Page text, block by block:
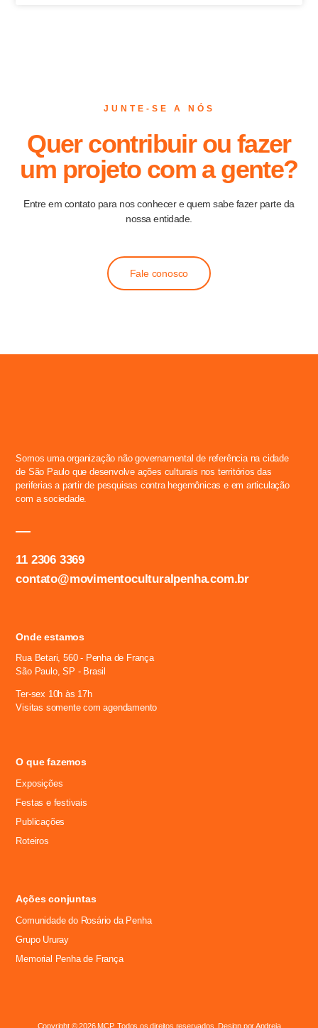
JUNTE-SE A NÓS
Quer contribuir ou fazer
um projeto com a gente?
Entre em contato para nos conhecer e quem sabe fazer parte da
nossa entidade.
Fale conosco
Somos uma organização não governamental de referência na cidade
de São Paulo que desenvolve ações culturais nos territórios das
periferias a partir de pesquisas contra hegemônicas e em articulação
com a sociedade.
11 2306 3369
contato@movimentoculturalpenha.com.br
Onde estamos
Rua Betari, 560 - Penha de França
São Paulo, SP - Brasil
Ter-sex 10h às 17h
Visitas somente com agendamento
O que fazemos
Exposições
Festas e festivais
Publicações
Roteiros
Ações conjuntas
Comunidade do Rosário da Penha
Grupo Ururay
Memorial Penha de França
Copyright © 2026 MCP. Todos os direitos reservados. Design por Andreia